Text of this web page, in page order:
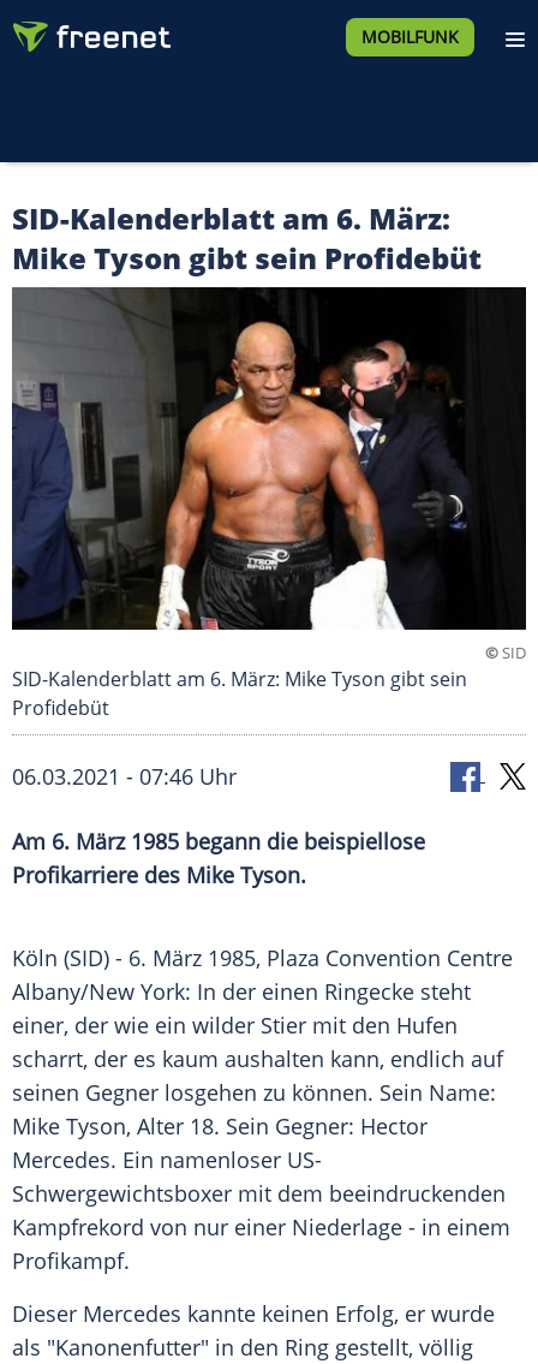
MOBILFUNK
SID-Kalenderblatt am 6. März:
Mike Tyson gibt sein Profidebüt
©SID
SID-Kalenderblatt am 6. März: Mike Tyson gibt sein
Profidebüt
06.03.2021 - 07:46 Uhr
Am 6. März 1985 begann die beispiellose
Profikarriere des Mike Tyson.
Köln (SID) - 6. März 1985, Plaza Convention Centre
Albany/New York: In der einen Ringecke steht
einer, der wie ein wilder Stier mit den Hufen
scharrt, der es kaum aushalten kann, endlich auf
seinen Gegner losgehen zu können. Sein Name:
Mike Tyson, Alter 18. Sein Gegner: Hector
Mercedes. Ein namenloser US-
Schwergewichtsboxer mit dem beeindruckenden
Kampfrekord von nur einer Niederlage - in einem
Profikampf.
Dieser Mercedes kannte keinen Erfolg, er wurde
als "Kanonenfutter" in den Ring gestellt, völlig